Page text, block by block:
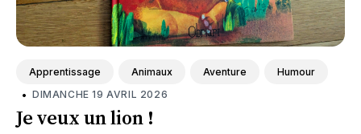
Apprentissage Animaux Aventure Humour
• DIMANCHE 19 AVRIL 2026
Je veux un lion !